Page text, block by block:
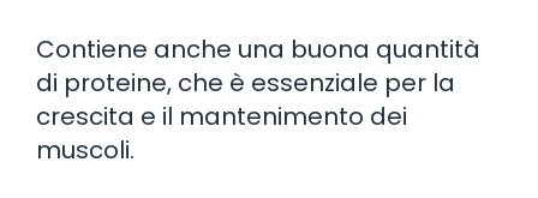
Contiene anche una buona quantità
di proteine, che è essenziale per la
crescita e il mantenimento dei
muscoli.